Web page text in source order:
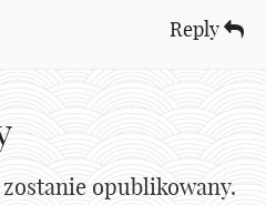
Reply
opublikowany.